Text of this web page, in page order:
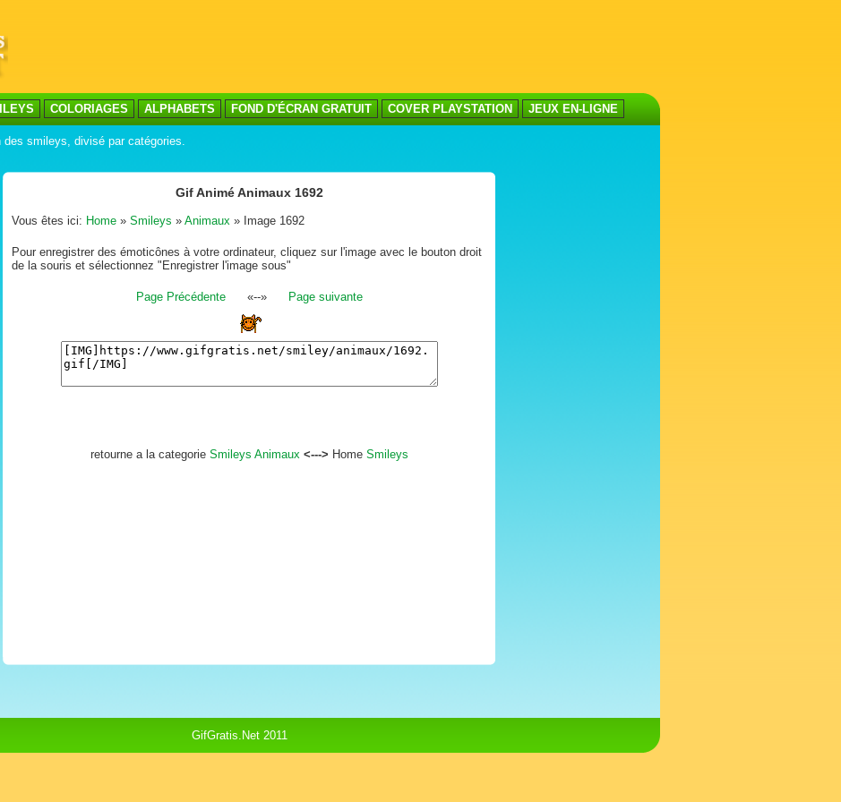
COLORIAGES ALPHABETS FOND D'ÉCRAN GRATUIT COVER PLAYSTATION JEUX EN-LIGNE
des smileys, divisé par catégories.
Gif Animé Animaux 1692
Vous êtes ici: Home » Smileys » Animaux » Image 1692
Pour enregistrer des émoticônes à votre ordinateur, cliquez sur l'image avec le bouton droit
de la souris et sélectionnez "Enregistrer l'image sous"
Page Précédente«--» Page suivante
retourne a la categorie Smileys Animaux <---> Home Smileys
GifGratis.Net 2011